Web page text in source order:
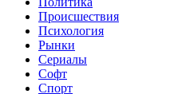
Происшествия
Психология
Рынки
Сериалы
Софт
Спорт